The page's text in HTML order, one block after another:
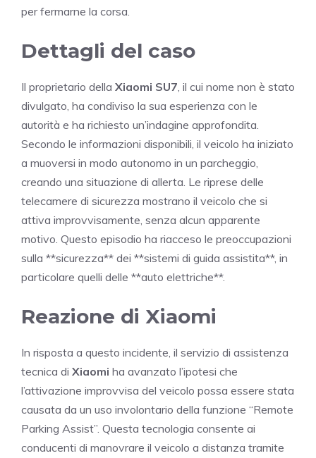
per fermarne la corsa.
Dettagli del caso
Il proprietario della Xiaomi SU7 , il cui nome non è stato
divulgato, ha condiviso la sua esperienza con le
autorità e ha richiesto un’indagine approfondita.
Secondo le informazioni disponibili, il veicolo ha iniziato
a muoversi in modo autonomo in un parcheggio,
creando una situazione di allerta. Le riprese delle
telecamere di sicurezza mostrano il veicolo che si
attiva improvvisamente, senza alcun apparente
motivo. Questo episodio ha riacceso le preoccupazioni
sulla **sicurezza** dei **sistemi di guida assistita**, in
particolare quelli delle **auto elettriche**.
Reazione di Xiaomi
In risposta a questo incidente, il servizio di assistenza
tecnica di Xiaomi ha avanzato l’ipotesi che
l’attivazione improvvisa del veicolo possa essere stata
causata da un uso involontario della funzione “Remote
Parking Assist”. Questa tecnologia consente ai
conducenti di manovrare il veicolo a distanza tramite